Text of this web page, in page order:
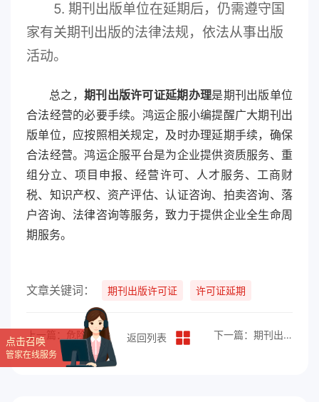
5. 期刊出版单位在延期后，仍需遵守国
家有关期刊出版的法律法规，依法从事出版
活动。
总之， 期刊出版许可证延期办理是期刊出版单位
合法经营的必要手续。鸿运企服小编提醒广大期刊出
版单位，应按照相关规定，及时办理延期手续，确保
合法经营。鸿运企服平台是为企业提供资质服务、重
组分立、项目申报、经营许可、人才服务、工商财
税、知识产权、资产评估、认证咨询、拍卖咨询、落
户咨询、法律咨询等服务，致力于提供企业全生命周
期服务。
文章关键词： 期刊出版许可证 许可证延期
上一篇：危险化学品经营许可证办理全攻略 返回列表 下一篇：期刊出版许可证变更办理指南
点击召唤
管家在线服务